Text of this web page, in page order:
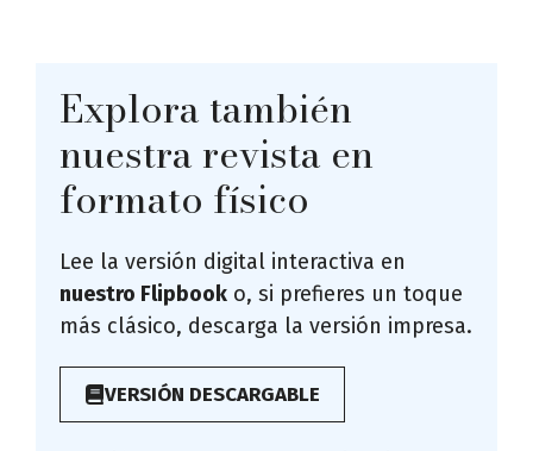
Explora también
nuestra revista en
formato físico
Lee la versión digital interactiva en
nuestro Flipbook o, si prefieres un toque
más clásico, descarga la versión impresa.
VERSIÓN DESCARGABLE